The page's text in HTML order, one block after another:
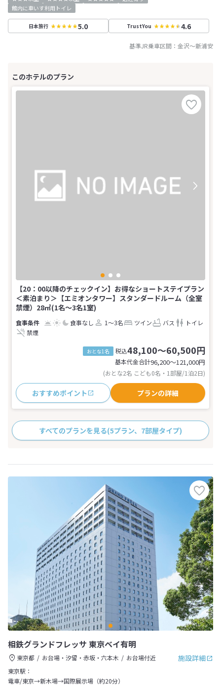
館内に車いす利用トイレ
日本旅行 5.0 TrustYou 4.6
基準JR乗車区間： 金沢～新浦安
【20：00以降のチェックイン】お得なショートステイプラン
＜素泊まり＞【エミオンタワー】スタンダードルーム（全室
禁煙）28㎡(1名～3名1室)
食事なし 1～3名 ツイン バス
トイレ
禁煙
おとな1名 税込48,100～60,500円
基本代金合計96,200〜121,000円
(おとな2名 こども0名・1部屋/1泊2日)
おすすめポイント プランの詳細
すべてのプランを見る(5プラン、7部屋タイプ)
相鉄グランドフレッサ 東京ベイ有明
施設詳細
東京都 お台場・汐留・赤坂・六本木
お台場付近
東京駅：
電車/東京→新木場→国際展示場（約20分）